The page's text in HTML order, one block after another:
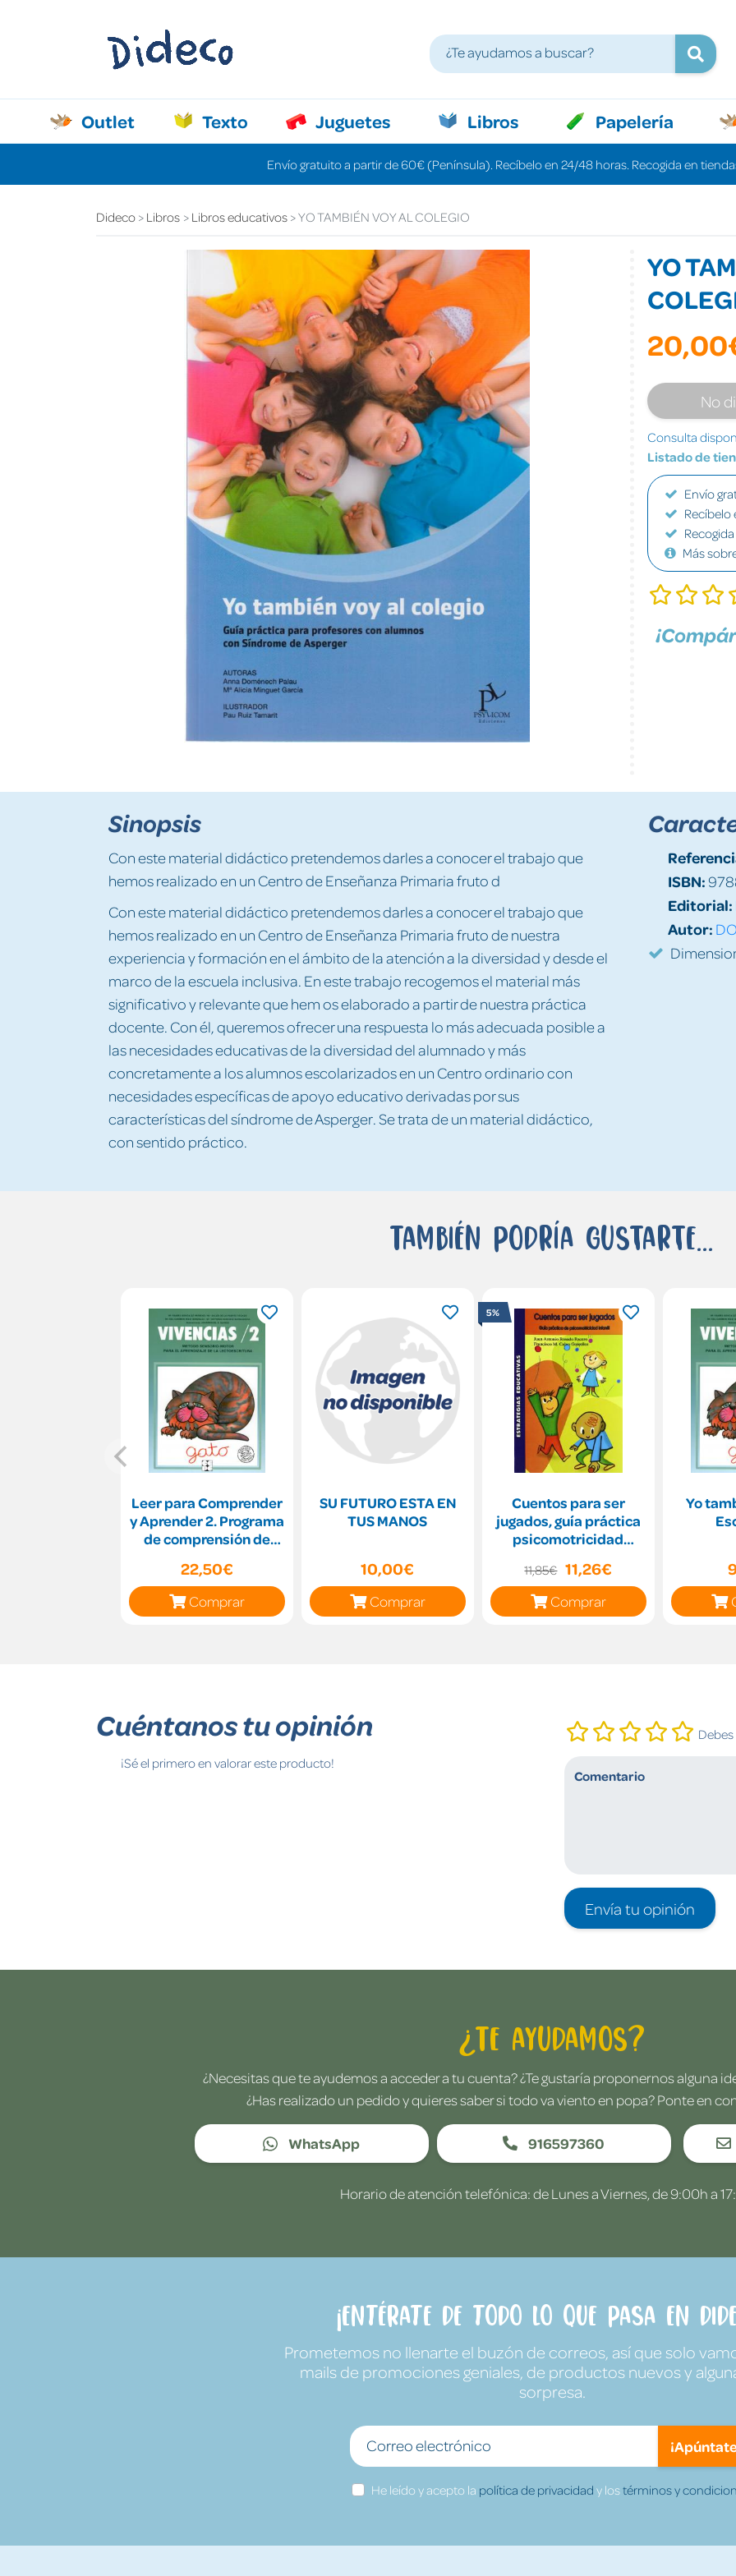
Outlet Texto Juguetes Libros Papelería
Envío gratuito a partir de 60€ (Península). Recíbelo en 24/48 horas. Recogida en
Dideco Libros Libros educativos YO TAMBIÉN VOY AL COLEGIO
YO
No
Consulta
Listado de
Envío
Recíbelo
Más
Sinopsis
Con este material didáctico pretendemos darles a conocer el trabajo que
hemos realizado en un Centro de Enseñanza Primaria fruto d
Con este material didáctico pretendemos darles a conocer el trabajo que
hemos realizado en un Centro de Enseñanza Primaria fruto de nuestra
experiencia y formación en el ámbito de la atención a la diversidad y desde el
marco de la escuela inclusiva. En este trabajo recogemos el material más
significativo y relevante que hemos elaborado a partir de nuestra práctica
docente. Con él, queremos ofrecer una respuesta lo más adecuada posible a
las necesidades educativas de la diversidad del alumnado y más
concretamente a los alumnos escolarizados en un Centro ordinario con
necesidades específicas de apoyo educativo derivadas por sus
características del síndrome de Asperger. Se trata de un material didáctico,
con sentido práctico.
ISBN:
Editorial:
Autor:
También podría gustarte...
Leer para Comprender
y Aprender 2. Programa
de comprensión de
22,50€
Comprar
SU FUTURO ESTA EN
TUS MANOS
10,00€
Comprar
5%
Cuentos para ser
jugados, guía práctica
psicomotricidad
11,85€ 11,26€
Comprar
Yo
Cuéntanos tu opinión
¡Sé el primero en valorar este producto!
Envía tu opinión
¿Te ayudamos?
¿Necesitas que te ayudemos a acceder a tu cuenta? ¿Te gustaría proponernos alguna
¿Has realizado un pedido y quieres saber si todo va viento en popa? Ponte en
WhatsApp 916597360
Horario de atención telefónica: de Lunes a Viernes, de 9:00h a
¡Entérate de todo lo que pasa en
Prometemos no llenarte el buzón de correos, así que solo
mails de promociones geniales, de productos nuevos y
sorpresa.
He leído y acepto la política de privacidad y lostérminos y